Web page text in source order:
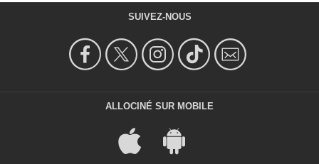
SUIVEZ-NOUS
ALLOCINÉ SUR MOBILE